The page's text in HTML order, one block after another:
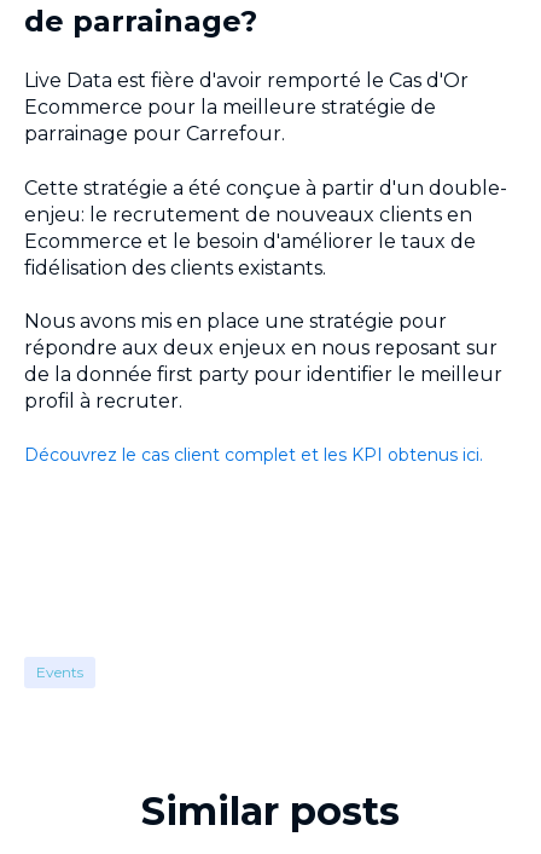
de parrainage?
Live Data est fière d'avoir remporté le Cas d'Or
Ecommerce pour la meilleure stratégie de
parrainage pour Carrefour.
Cette stratégie a été conçue à partir d'un double-
enjeu: le recrutement de nouveaux clients en
Ecommerce et le besoin d'améliorer le taux de
fidélisation des clients existants.
Nous avons mis en place une stratégie pour
répondre aux deux enjeux en nous reposant sur
de la donnée first party pour identifier le meilleur
profil à recruter.
Découvrez le cas client complet et les KPI obtenus ici.
Events
Similar posts